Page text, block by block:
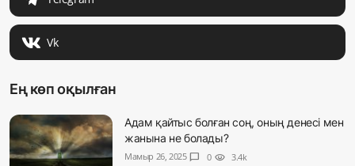
Vk
Ең көп оқылған
Адам қайтыс болған соң, оның денесі мен
жанына не болады?
Мамыр 26, 2025 chat_bubble 0 visibility 3.4k